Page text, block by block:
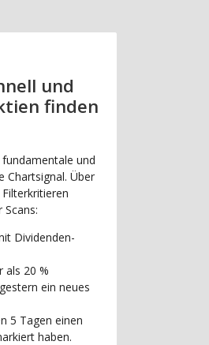
und
finden
und
Chartsignal. Über
Dividenden-
als 20 %
ein neues
5 Tagen einen
haben.